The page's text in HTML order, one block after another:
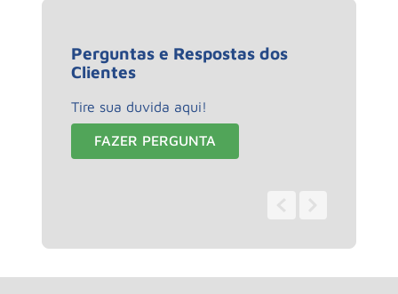
Perguntas e Respostas dos
Clientes
Tire sua duvida aqui!
FAZER PERGUNTA